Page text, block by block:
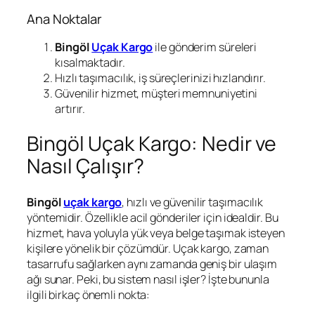
Ana Noktalar
BingölUçak Kargoile gönderim süreleri
kısalmaktadır.
Hızlı taşımacılık, iş süreçlerinizi hızlandırır.
Güvenilir hizmet, müşteri memnuniyetini
artırır.
Bingöl Uçak Kargo: Nedir ve
Nasıl Çalışır?
Bingöluçak kargo, hızlı ve güvenilir taşımacılık
yöntemidir. Özellikle acil gönderiler için idealdir. Bu
hizmet, hava yoluyla yük veya belge taşımak isteyen
kişilere yönelik bir çözümdür. Uçak kargo, zaman
tasarrufu sağlarken aynı zamanda geniş bir ulaşım
ağı sunar. Peki, bu sistem nasıl işler? İşte bununla
ilgili birkaç önemli nokta: